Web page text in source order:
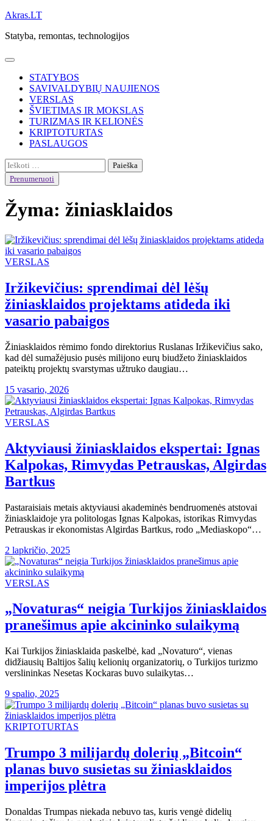
Skip
content
Akras.LT
Statyba, remontas, technologijos
STATYBOS
SAVIVALDYBIŲ NAUJIENOS
VERSLAS
ŠVIETIMAS IR MOKSLAS
TURIZMAS IR KELIONĖS
KRIPTOTURTAS
PASLAUGOS
Ieškoti:
Prenumeruoti
Žyma: žiniasklaidos
VERSLAS
Iržikevičius: sprendimai dėl lėšų
žiniasklaidos projektams atideda iki
vasario pabaigos
Žiniasklaidos rėmimo fondo direktorius Ruslanas Iržikevičius sako,
kad dėl sumažėjusio pusės milijono eurų biudžeto žiniasklaidos
pateiktų projektų svarstymas užtruko daugiau…
15 vasario, 2026
VERSLAS
Aktyviausi žiniasklaidos ekspertai: Ignas
Kalpokas, Rimvydas Petrauskas, Algirdas
Bartkus
Pastaraisiais metais aktyviausi akademinės bendruomenės atstovai
žiniasklaidoje yra politologas Ignas Kalpokas, istorikas Rimvydas
Petrauskas ir ekonomistas Algirdas Bartkus, rodo „Mediaskopo“…
2 lapkričio, 2025
VERSLAS
„Novaturas“ neigia Turkijos žiniasklaidos
pranešimus apie akcininko sulaikymą
Kai Turkijos žiniasklaida paskelbė, kad „Novaturo“, vienas
didžiausių Baltijos šalių kelionių organizatorių, o Turkijos turizmo
verslininkas Nesetas Kockaras buvo sulaikytas…
9 spalio, 2025
KRIPTOTURTAS
Trumpo 3 milijardų dolerių „Bitcoin“
planas buvo susietas su žiniasklaidos
imperijos plėtra
Donaldas Trumpas niekada nebuvo tas, kuris vengė didelių